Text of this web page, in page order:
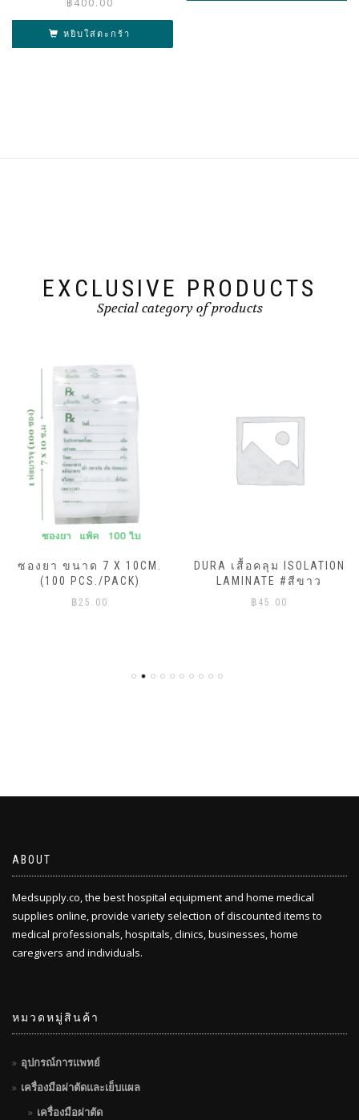
หยิบใส่ตะกร้า
EXCLUSIVE PRODUCTS
Special category of products
ซองยา ขนาด 7 X 10CM.
(100 PCS./PACK)
฿25.00
DURA เสื้อคลุม ISOLATION
LAMINATE #สีขาว
฿ 45.00
ABOUT
Medsupply.co, the best hospital equipment and home medical
supplies online, provide variety selection of discounted items to
medical professionals, hospitals, clinics, businesses, home
caregivers and individuals.
หมวดหมู่สินค้า
อุปกรณ์การแพทย์
เครื่องมือผ่าตัดและเย็บแผล
เครื่องมือผ่าตัด